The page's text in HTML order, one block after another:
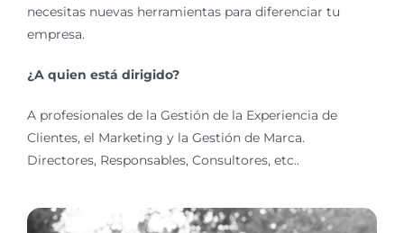
necesitas nuevas herramientas para diferenciar tu
empresa.
¿A quien está dirigido?
A profesionales de la Gestión de la Experiencia de
Clientes, el Marketing y la Gestión de Marca.
Directores, Responsables, Consultores, etc..